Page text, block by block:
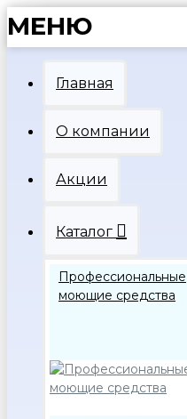
МЕНЮ
Главная
О компании
Акции
Каталог
Профессиональные
моющие средства